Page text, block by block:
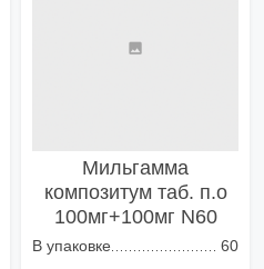
Мильгамма
композитум таб. п.о
100мг+100мг N60
В упаковке
60